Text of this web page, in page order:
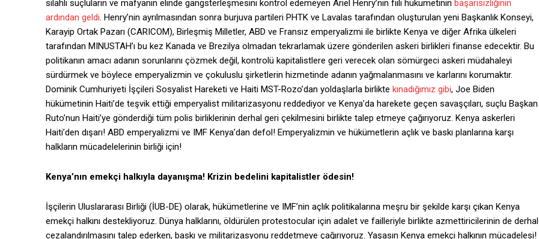
silahlı suçluların ve mafyanın elinde gangsterleşmesini kontrol edemeyen Ariel Henry’nin fiili hükümetinin başarısızlığının
ardından geldi. Henry’nin ayrılmasından sonra burjuva partileri PHTK ve Lavalas tarafından oluşturulan yeni Başkanlık Konseyi,
Karayip Ortak Pazarı (CARICOM), Birleşmiş Milletler, ABD ve Fransız emperyalizmi ile birlikte Kenya ve diğer Afrika ülkeleri
tarafından MINUSTAH’ı bu kez Kanada ve Brezilya olmadan tekrarlamak üzere gönderilen askeri birlikleri finanse edecektir. Bu
politikanın amacı adanın sorunlarını çözmek değil, kontrolü kapitalistlere geri verecek olan sömürgeci askeri müdahaleyi
sürdürmek ve böylece emperyalizmin ve çokuluslu şirketlerin hizmetinde adanın yağmalanmasını ve karlarını korumaktır.
Dominik Cumhuriyeti İşçileri Sosyalist Hareketi ve Haiti MST-Rozo’dan yoldaşlarla birlikte kınadığımız gibi, Joe Biden
hükümetinin Haiti’de teşvik ettiği emperyalist militarizasyonu reddediyor ve Kenya’da harekete geçen savaşçıları, suçlu Başkan
Ruto’nun Haiti’ye gönderdiği tüm polis birliklerinin derhal geri çekilmesini birlikte talep etmeye çağırıyoruz. Kenya askerleri
Haiti’den dışarı! ABD emperyalizmi ve IMF Kenya’dan defol! Emperyalizmin ve hükümetlerin açlık ve baskı planlarına karşı
halkların mücadelelerinin birliği için!
Kenya’nın emekçi halkıyla dayanışma! Krizin bedelini kapitalistler ödesin!
İşçilerin Uluslararası Birliği (İUB-DE) olarak, hükümetlerine ve IMF’nin açlık politikalarına meşru bir şekilde karşı çıkan Kenya
emekçi halkını destekliyoruz. Dünya halklarını, öldürülen protestocular için adalet ve failleriyle birlikte azmettiricilerinin de derhal
cezalandırılmasını talep ederken, baskı ve militarizasyonu reddetmeye çağırıyoruz. Yaşasın Kenya emekçi halkının mücadelesi!